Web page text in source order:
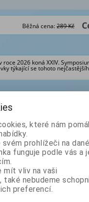
Běžná cena:289 Kč
2026 koná XXIV.
týkající se tohoto
klin. trendy
Widimský Jiří
které nám
prohlížeči na
funguje podle vás a
mít vliv na vaši
nebudeme schopni
preferencí.